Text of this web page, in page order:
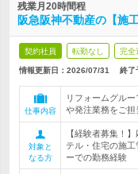
残業月20時間程
阪急阪神不動産の【施
契約社員 転勤なし 完全
情報更新日：2026/07/31 終了
仕事内容
リフォームグル
や発注業務をご担
対象と
なる方
【経験者募集！
テル・住宅の施
ーでの勤務経験